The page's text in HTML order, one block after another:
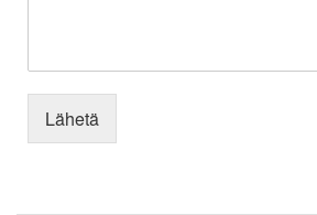
Lähetä